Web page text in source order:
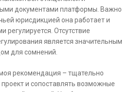
документами платформы. Важно
юрисдикцией она работает и
регулируется. Отсутствие
является значительным
для сомнений.
рекомендация – тщательно
и сопоставлять возможные